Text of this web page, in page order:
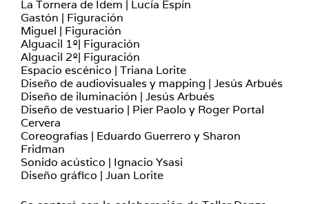
La Tornera de Ídem | Lucía Espín
Gastón | Figuración
Miguel | Figuración
Alguacil 1º| Figuración
Alguacil 2º| Figuración
Espacio escénico | Triana Lorite
Diseño de audiovisuales y mapping | Jesús Arbués
Diseño de iluminación | Jesús Arbués
Diseño de vestuario | Pier Paolo y Roger Portal
Cervera
Coreografías | Eduardo Guerrero y Sharon
Fridman
Sonido acústico | Ignacio Ysasi
Diseño gráfico | Juan Lorite